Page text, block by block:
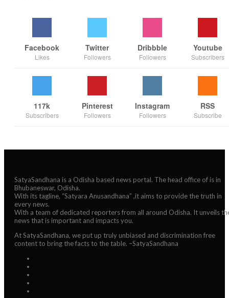
Facebook
Likes
Twitter
Followers
Dribbble
Followers
Youtube
Subscribers
117k
Subscribers
Pinterest
Followers
Instagram
Followers
RSS
Subscribe
SatyaSandhana is a Odisha based news portal. The head office of is in
Bhubaneswar, Odisha.
With its tagline, “Satyara Anusandhana” ,it aims to provide the truth in
every news.
With a team of dedicated reporters from all around Odisha. It unveils
news that is important and impacts you.
At SatyaSandhana, we put up truly unbiased and discrimination free
content to bring the facts to the table. –SatyaSandhana